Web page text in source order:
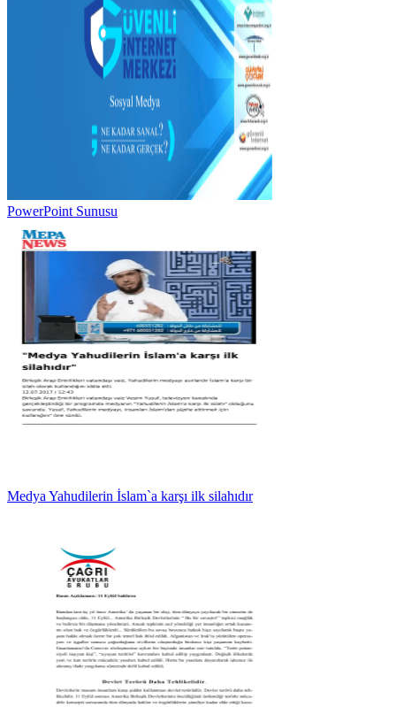
PowerPoint Sunusu
Medya Yahudilerin İslam`a karşı ilk silahıdır